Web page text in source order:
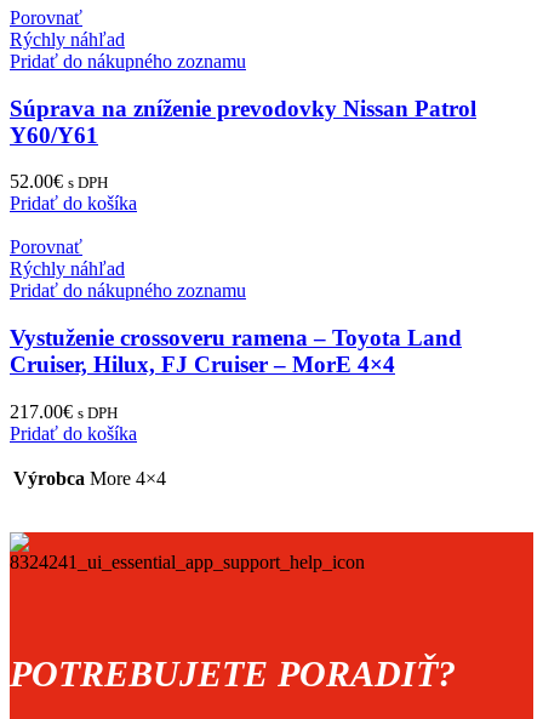
Porovnať
Rýchly náhľad
Pridať do nákupného zoznamu
Súprava na zníženie prevodovky Nissan Patrol
Y60/Y61
52.00€ s DPH
Pridať do košíka
Porovnať
Rýchly náhľad
Pridať do nákupného zoznamu
Vystuženie crossoveru ramena – Toyota Land
Cruiser, Hilux, FJ Cruiser – MorE 4×4
217.00€ s DPH
Pridať do košíka
Výrobca More 4×4
POTREBUJETE PORADIŤ?